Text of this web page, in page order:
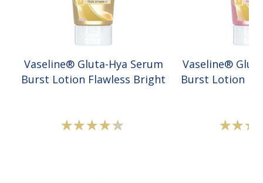
Vaseline® Gluta-Hya Serum
Burst Lotion Flawless Bright
Peringkat
Vaseline®
Burst Lotion